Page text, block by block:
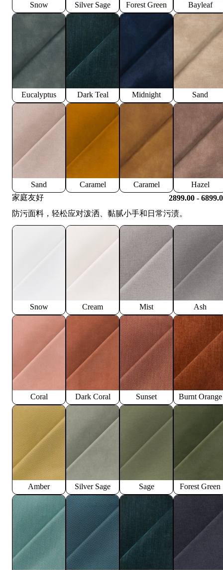
Snow Silver Sage Forest Green Bayleaf
Eucalyptus Dark Teal Midnight Sand
Sand Caramel Caramel
Hazel
家庭友好
2899.00 -
防污面料，轻松应对泼洒、黏腻小手和日常污渍。
Snow Cream Mist Ash
Coral Dark Coral Sunset Burnt Orange
Amber Silver Sage Sage Forest Green